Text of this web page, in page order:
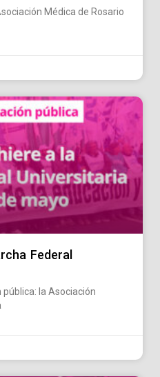
Médica de Rosario
Federal
la Asociación